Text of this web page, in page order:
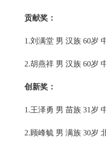
贡献奖：
1.刘满堂 男 汉族 60岁
2.胡燕祥 男 汉族 60岁
创新奖：
1.王泽勇 男 苗族 31岁
2.顾峰毓 男 满族 30岁